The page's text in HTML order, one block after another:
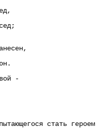
-
стать героем